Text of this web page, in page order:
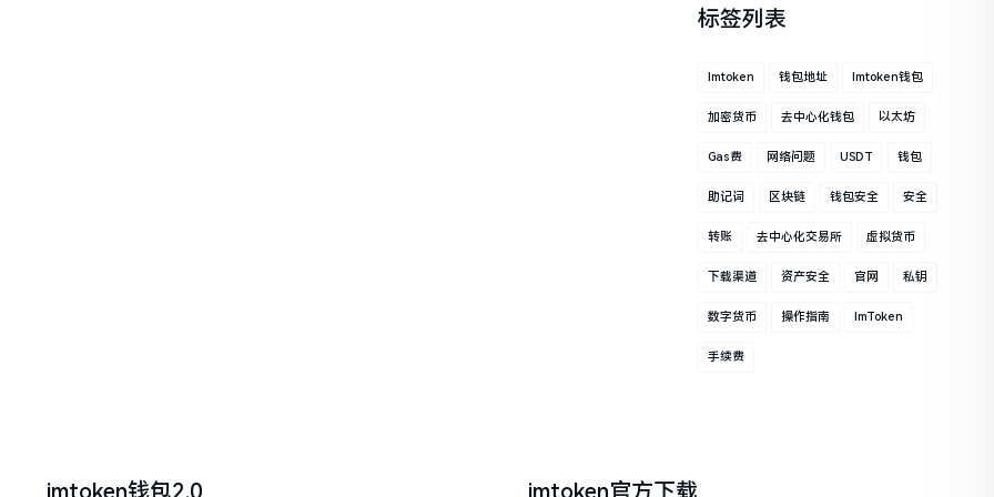
标签列表
Imtoken 钱包地址 Imtoken钱包
加密货币 去中心化钱包 以太坊
Gas费 网络问题 USDT 钱包
助记词 区块链 钱包安全 安全
转账 去中心化交易所 虚拟货币
下载渠道 资产安全 官网 私钥
数字货币 操作指南 ImToken
手续费